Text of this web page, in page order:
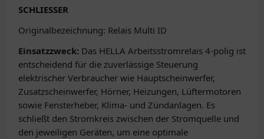
SCHLIESSER
Originalbezeichnung: Relais Multi ID
Einsatzzweck: Das HELLA Arbeitsstromrelais 4-polig ist
entscheidend für die zuverlässige Steuerung
elektrischer Verbraucher wie Hauptscheinwerfer,
Zusatzscheinwerfer, Hörner, Heizungen, Lüftermotoren
sowie Fensterheber, Klima- und Zündanlagen. Es
schließt den Stromkreis zwischen der Stromquelle und
den jeweiligen Geräten, um eine optimale